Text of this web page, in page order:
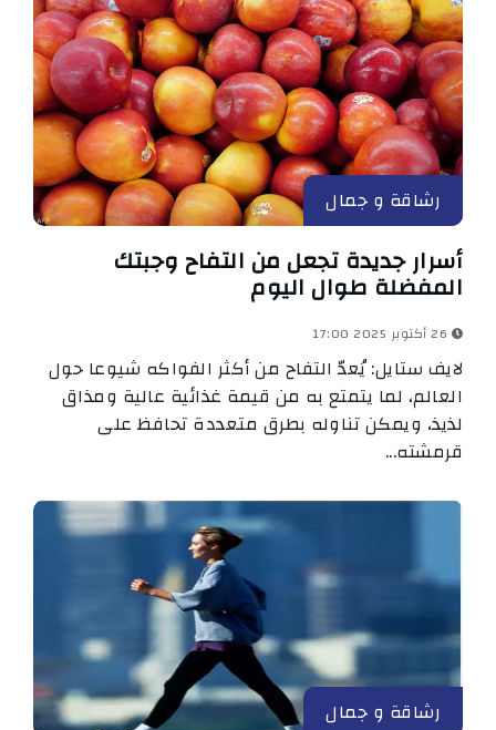
رشاقة و جمال
أسرار جديدة تجعل من التفاح وجبتك
المفضلة طوال اليوم
لايف ستايل: يُعدّ التفاح من أكثر الفواكه شيوعا حول
العالم، لما يتمتع به من قيمة غذائية عالية ومذاق
لذيذ، ويمكن تناوله بطرق متعددة تحافظ على
قرمشته...
رشاقة و جمال